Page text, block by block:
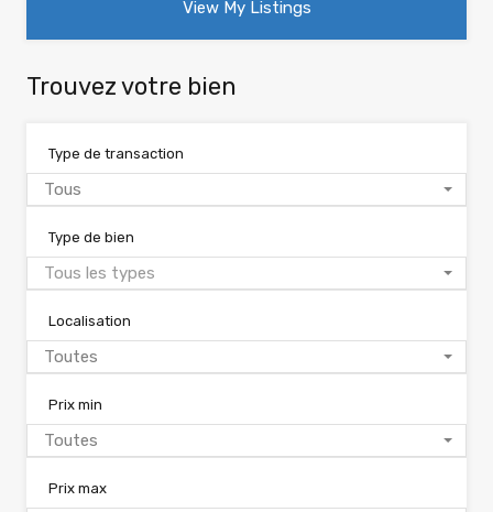
View My Listings
Trouvez votre bien
Type de transaction
Tous
Type de bien
Tous les types
Localisation
Toutes
Prix min
Toutes
Prix max